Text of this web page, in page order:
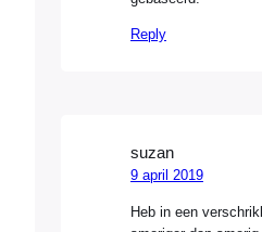
Reply
suzan
9 april 2019
Heb in een